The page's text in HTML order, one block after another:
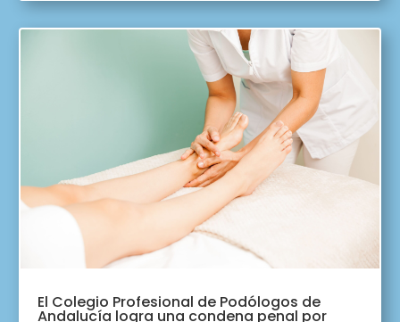
El Colegio Profesional de Podólogos de
Andalucía logra una condena penal por